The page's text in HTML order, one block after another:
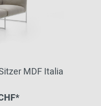
MDF Italia